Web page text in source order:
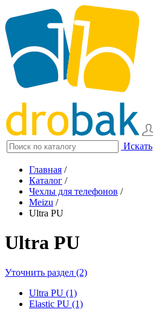
Искать
Главная /
Каталог /
Чехлы для телефонов /
Meizu /
Ultra PU
Ultra PU
Уточнить раздел (2)
Ultra PU (1)
Elastic PU (1)